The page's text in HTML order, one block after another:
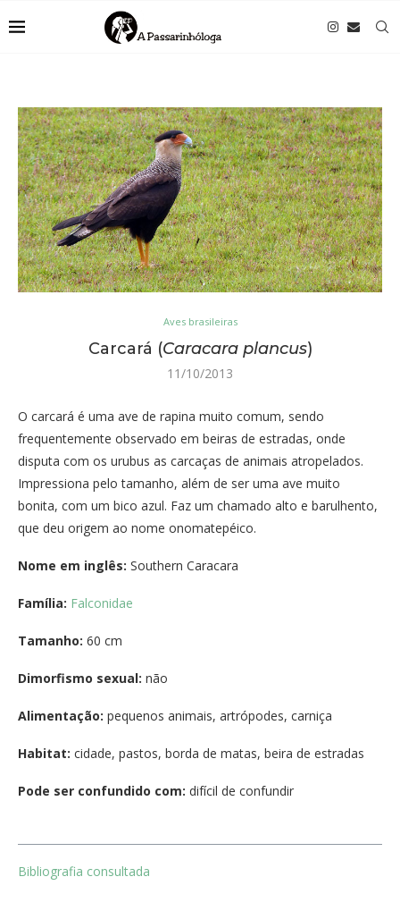
Aves brasileiras
Carcará (Caracara plancus)
11/10/2013
O carcará é uma ave de rapina muito comum, sendo
frequentemente observado em beiras de estradas, onde
disputa com os urubus as carcaças de animais atropelados.
Impressiona pelo tamanho, além de ser uma ave muito
bonita, com um bico azul. Faz um chamado alto e barulhento,
que deu origem ao nome onomatepéico.
Nome em inglês: Southern Caracara
Família: Falconidae
Tamanho: 60 cm
Dimorfismo sexual: não
Alimentação: pequenos animais, artrópodes, carniça
Habitat: cidade, pastos, borda de matas, beira de estradas
Pode ser confundido com: difícil de confundir
Bibliografia consultada